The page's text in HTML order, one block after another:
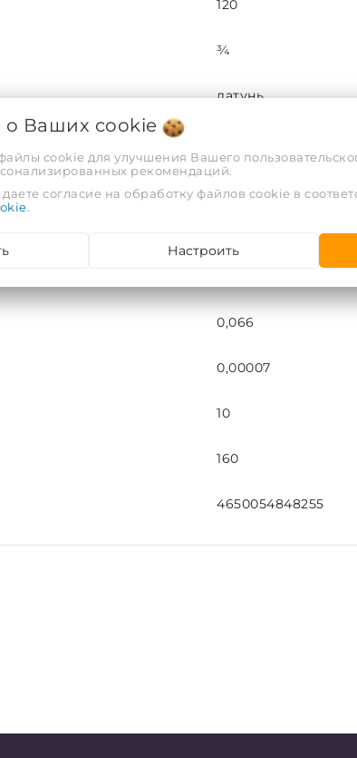
120
¾
латунь
В-Н
0,066
0,00007
10
160
4650054848255
о Ваших cookie
cookie для улучшения Вашего
рекомендаций.
согласие на обработку файлов cookie в
.
Настроить